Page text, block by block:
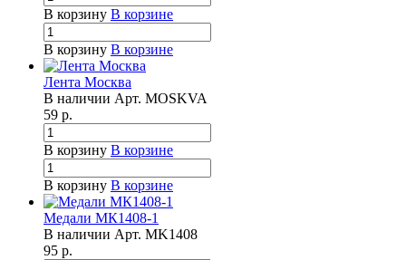
В корзину В корзине
В корзину В корзине
Лента Москва
В наличии Арт. MOSKVA
59 р.
В корзину В корзине
В корзину В корзине
Медали МК1408-1
В наличии Арт. MK1408
95 р.